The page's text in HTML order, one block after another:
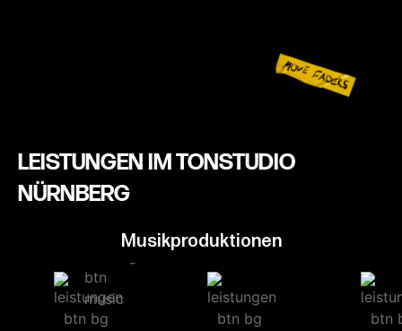
LEISTUNGEN IM TONSTUDIO
NÜRNBERG
Musikproduktionen